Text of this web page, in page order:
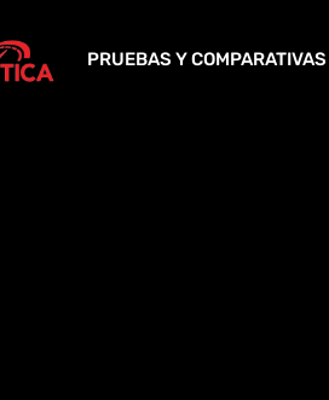
PRUEBAS Y COMPARATIVAS